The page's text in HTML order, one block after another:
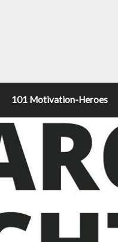
101 Motivation-Heroes